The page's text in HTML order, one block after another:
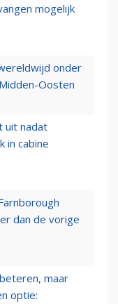
mogelijk
onder
Oosten
uit nadat
in cabine
dan de vorige
maar
optie: